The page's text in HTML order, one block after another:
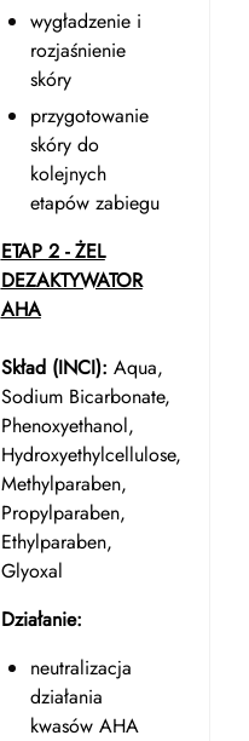
wygładzenie i
rozjaśnienie
skóry
przygotowanie
skóry do
kolejnych
etapów zabiegu
ETAP 2 - ŻEL
DEZAKTYWATOR
AHA
Skład (INCI): Aqua,
Sodium Bicarbonate,
Phenoxyethanol,
Hydroxyethylcellulose,
Methylparaben,
Propylparaben,
Ethylparaben,
Glyoxal
Działanie:
neutralizacja
działania
kwasów AHA